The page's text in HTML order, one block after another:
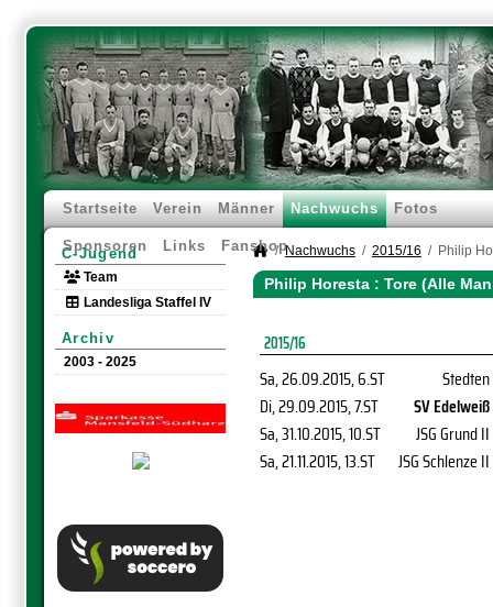
Startseite Verein Männer Nachwuchs Fotos
Sponsoren Links Fanshop
C-Jugend
Team
Landesliga Staffel IV
Archiv
2003 - 2025
Nachwuchs 2015/16 Philip
Philip Horesta : Tore (Alle
2015/16
Sa, 26.09.2015, 6.ST
Stedten
Di, 29.09.2015, 7.ST
SV Edelweiß
Sa, 31.10.2015, 10.ST
JSG Grund II
Sa, 21.11.2015, 13.ST JSG Schlenze II